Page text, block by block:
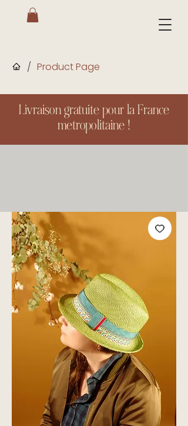
/ Product Page
Livraison gratuite pour la France
metropolitaine !